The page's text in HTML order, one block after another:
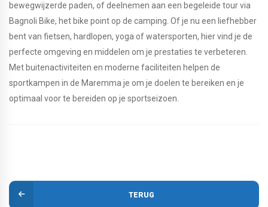
bewegwijzerde paden, of deelnemen aan een begeleide tour via
Bagnoli Bike, het bike point op de camping. Of je nu een liefhebber
bent van fietsen, hardlopen, yoga of watersporten, hier vind je de
perfecte omgeving en middelen om je prestaties te verbeteren.
Met buitenactiviteiten en moderne faciliteiten helpen de
sportkampen in de Maremma je om je doelen te bereiken en je
optimaal voor te bereiden op je sportseizoen.
TERUG